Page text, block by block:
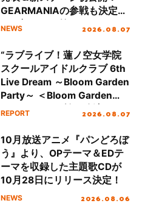
GEARMANIAの参戦も決定
し、初となる第3ステージの
NEWS 2026.08.07
“ラブライブ！蓮ノ空女学院
スクールアイドルクラブ 6th
Live Dream ～Bloom Garden
Party～ ＜Bloom Garden
Party Stage／埼玉公演＞”
REPORT 2026.08.07
10月放送アニメ『パンどろぼ
う』より、OPテーマ＆EDテ
ーマを収録した主題歌CDが
10月28日にリリース決定！
NEWS 2026.08.06